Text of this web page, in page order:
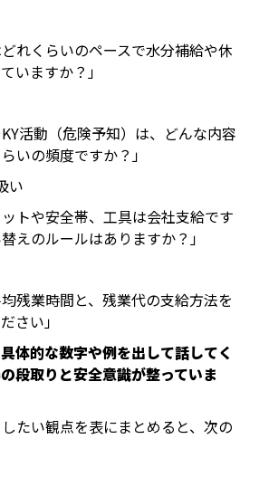
どれくらいのペースで水分補給や休
いますか？」
KY活動（危険予知）は、どんな内容
いの頻度ですか？」
い
ットや安全帯、工具は会社支給です
えのルールはありますか？」
均残業時間と、残業代の支給方法を
さい」
具体的な数字や例を出して話してく
段取りと安全意識が整っていま
たい観点を表にまとめると、次の